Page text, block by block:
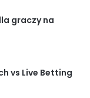
graczy na
vs Live Betting